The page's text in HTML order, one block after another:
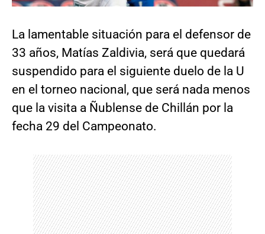
La lamentable situación para el defensor de
33 años, Matías Zaldivia, será que quedará
suspendido para el siguiente duelo de la U
en el torneo nacional, que será nada menos
que la visita a Ñublense de Chillán por la
fecha 29 del Campeonato.